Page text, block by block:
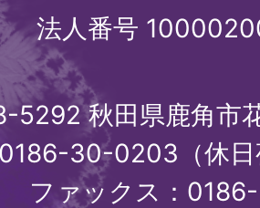
法人番号
5292 秋田県鹿角市
30-0203（休
ファックス：